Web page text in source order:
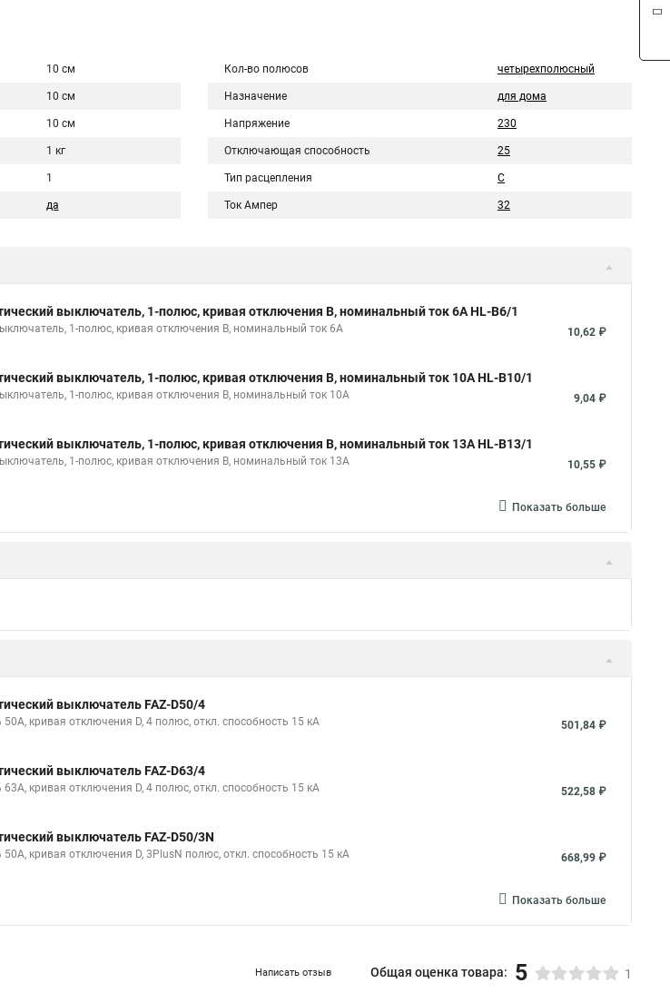
10 см
10 см
10 см
1 кг
1
да
Кол-во полюсов четырехполюсный
Назначение для дома
Напряжение 230
Отключающая способность 25
Тип расцепления C
Ток Ампер 32
выключатель, 1-полюс, кривая отключения B, номинальный ток 6А HL-B6/1
1-полюс, кривая отключения B, номинальный ток 6А 10,62 ₽
выключатель, 1-полюс, кривая отключения B, номинальный ток 10А HL-B10/1
1-полюс, кривая отключения B, номинальный ток 10А 9,04 ₽
выключатель, 1-полюс, кривая отключения B, номинальный ток 13А HL-B13/1
1-полюс, кривая отключения B, номинальный ток 13А 10,55 ₽
Показать больше
выключатель FAZ-D50/4
кривая отключения D, 4 полюс, откл. способность 15 кА 501,84 ₽
выключатель FAZ-D63/4
кривая отключения D, 4 полюс, откл. способность 15 кА 522,58 ₽
выключатель FAZ-D50/3N
кривая отключения D, 3PlusN полюс, откл. способность 15 кА 668,99 ₽
Показать больше
Написать отзыв Общая оценка товара: 5 1